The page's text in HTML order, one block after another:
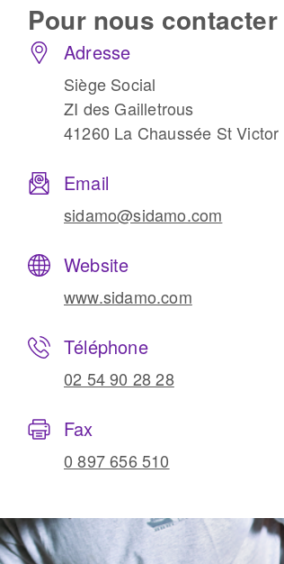
Pour nous contacter
Adresse
Siège Social
ZI des Gailletrous
41260 La Chaussée St Victor
Email
sidamo@sidamo.com
Website
www.sidamo.com
Téléphone
02 54 90 28 28
Fax
0 897 656 510